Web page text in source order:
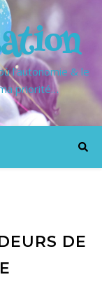
l'autonomie & le
priorité…
DE